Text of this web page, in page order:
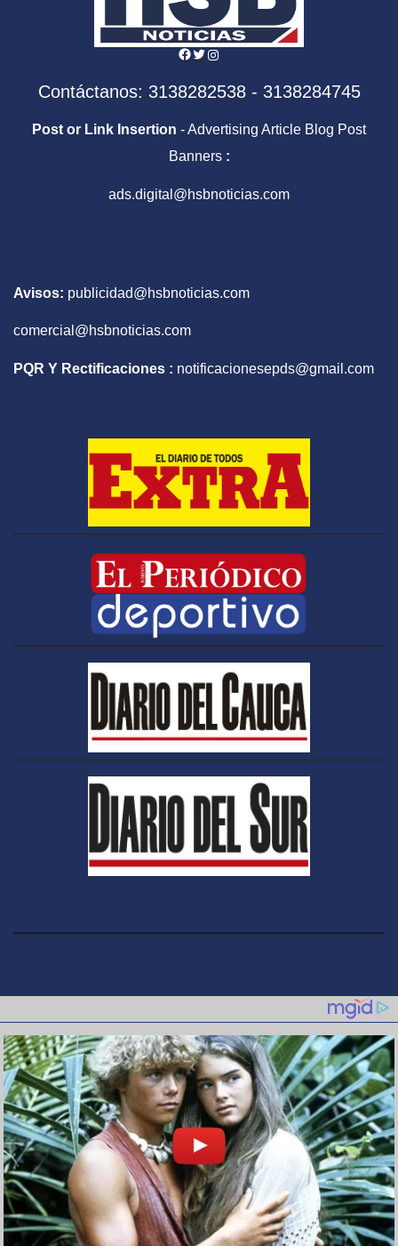
Facebook
Twitter
Instagram
Contáctanos: 3138282538 - 3138284745
Post or Link Insertion - Advertising Article Blog Post
Banners :
ads.digital@hsbnoticias.com
Avisos: publicidad@hsbnoticias.com
comercial@hsbnoticias.com
PQR Y Rectificaciones : notificacionesepds@gmail.com